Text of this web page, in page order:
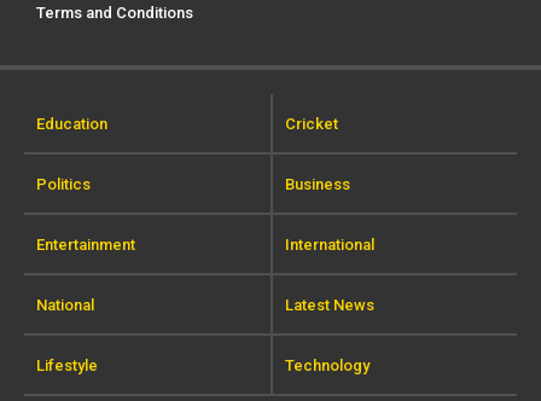
Terms and Conditions
Education Cricket
Politics Business
Entertainment International
National Latest News
Lifestyle Technology